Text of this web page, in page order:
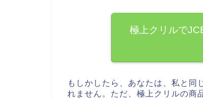
極上クリルで
もしかしたら、あなたは、私と同
れません。ただ、極上クリルの商